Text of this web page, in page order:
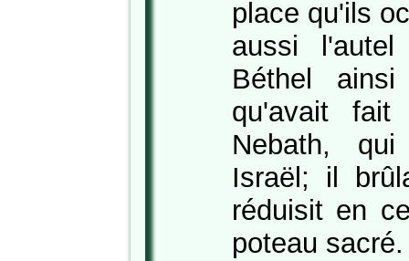
place qu'ils
aussi
Béthel
qu'avait
Nebath,
Israël; il
réduisit en
poteau sacré.